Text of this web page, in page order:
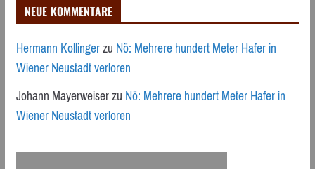
NEUE KOMMENTARE
Hermann KollingerzuNö: Mehrere hundert Meter Hafer in
Wiener Neustadt verloren
Johann MayerweiserzuNö: Mehrere hundert Meter Hafer in
Wiener Neustadt verloren